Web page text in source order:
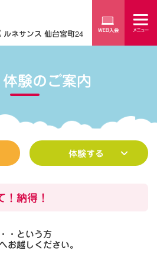
ルネサンス 仙台宮町24
験のご案内
体験する
納得！
・という方
お越しください。